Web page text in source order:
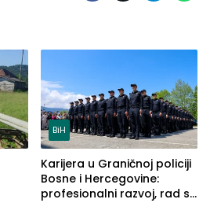
BiH
Karijera u Graničnoj policiji
Bosne i Hercegovine:
profesionalni razvoj, rad sa